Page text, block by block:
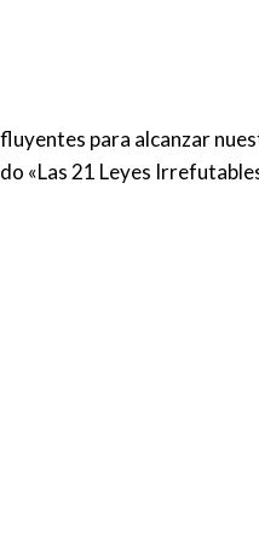
para alcanzar
«Las 21 Leyes